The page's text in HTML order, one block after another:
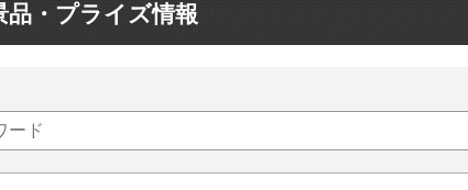
品・プライズ情報